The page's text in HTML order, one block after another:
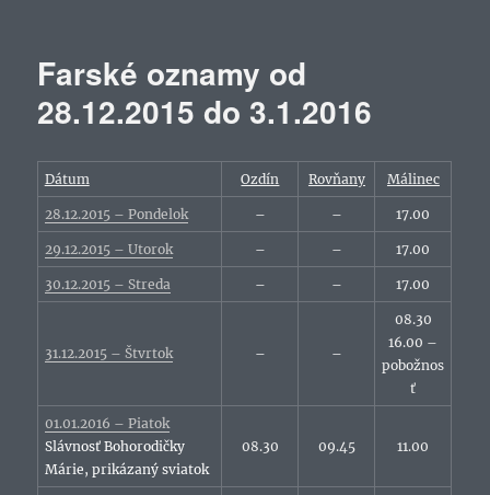
Farské oznamy od
28.12.2015 do 3.1.2016
Dátum Ozdín Rovňany Málinec
28.12.2015 – Pondelok – – 17.00
29.12.2015 – Utorok – – 17.00
30.12.2015 – Streda – – 17.00
31.12.2015 – Štvrtok – –
08.30
16.00 –
pobožnos
ť
01.01.2016 – Piatok
Slávnosť Bohorodičky
Márie, prikázaný sviatok
08.30 09.45 11.00